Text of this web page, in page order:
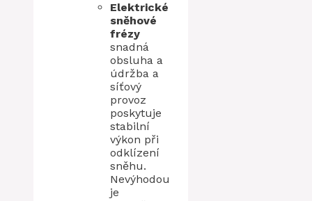
Elektrické
sněhové
frézy
snadná
obsluha a
údržba a
síťový
provoz
poskytuje
stabilní
výkon při
odklízení
sněhu.
Nevýhodou
je